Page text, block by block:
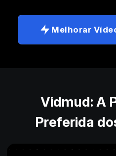
Melhorar
Vidmud: A
Preferida